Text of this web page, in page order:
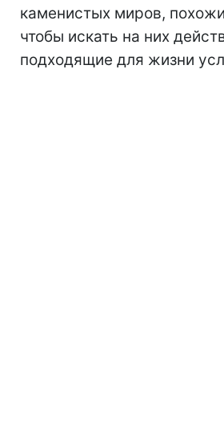
каменистых миров,
чтобы искать на них
подходящие для жизни